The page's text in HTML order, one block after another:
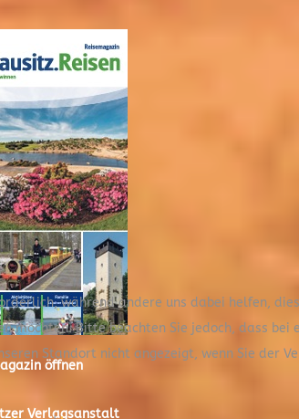
öffnen
Verlagsanstalt
während andere uns dabei helfen,
möchten. Bitte beachten Sie jedoch, dass
Standort nicht angezeigt, wenn Sie der